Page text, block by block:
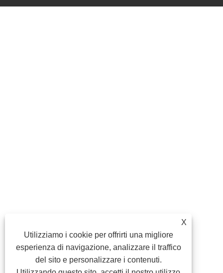
X
Utilizziamo i cookie per offrirti una migliore
esperienza di navigazione, analizzare il traffico
del sito e personalizzare i contenuti.